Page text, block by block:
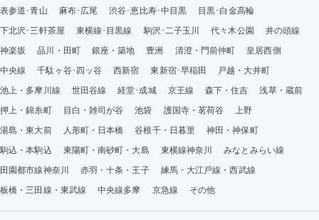
表参道･青山 麻布･広尾 渋谷･恵比寿･中目黒
目黒･白金高輪
下北沢･三軒茶屋
東横線･目黒線 駒沢･二子玉川 代々木公園
井の頭線
神楽坂
品川・田町 銀座・築地 豊洲 清澄・門前仲町
皇居西側
中央線
千駄ヶ谷･四ッ谷 西新宿 東新宿･早稲田
戸越・大井町
池上・多摩川線
世田谷線 経堂･成城 京王線 森下・住吉
浅草・蔵前
押上・錦糸町
目白・雑司が谷 池袋 護国寺・茗荷谷
上野
湯島・東大前
人形町・日本橋 谷根千・日暮里
神田・神保町
駒込・本駒込
東陽町・南砂町・大島 東横線神奈川
みなとみらい線
田園都市線神奈川
赤羽・十条・王子
練馬・大江戸線・西武線
板橋・三田線・東武線
中央線多摩 京急線 その他